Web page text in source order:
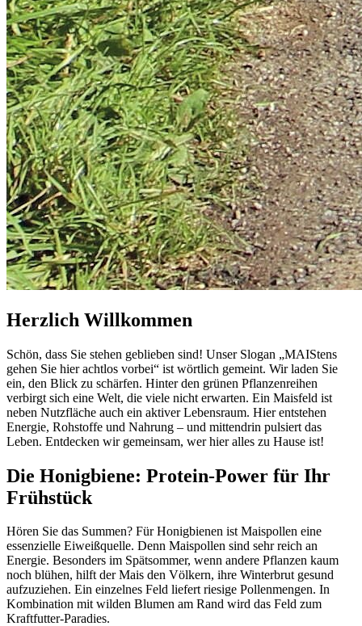
Herzlich Willkommen
Schön, dass Sie stehen geblieben sind! Unser Slogan „MAIStens
gehen Sie hier achtlos vorbei“ ist wörtlich gemeint. Wir laden Sie
ein, den Blick zu schärfen. Hinter den grünen Pflanzenreihen
verbirgt sich eine Welt, die viele nicht erwarten. Ein Maisfeld ist
neben Nutzfläche auch ein aktiver Lebensraum. Hier entstehen
Energie, Rohstoffe und Nahrung – und mittendrin pulsiert das
Leben. Entdecken wir gemeinsam, wer hier alles zu Hause ist!
Die Honigbiene: Protein-Power für Ihr
Frühstück
Hören Sie das Summen? Für Honigbienen ist Maispollen eine
essenzielle Eiweißquelle. Denn Maispollen sind sehr reich an
Energie. Besonders im Spätsommer, wenn andere Pflanzen kaum
noch blühen, hilft der Mais den Völkern, ihre Winterbrut gesund
aufzuziehen. Ein einzelnes Feld liefert riesige Pollenmengen. In
Kombination mit wilden Blumen am Rand wird das Feld zum
Kraftfutter-Paradies.